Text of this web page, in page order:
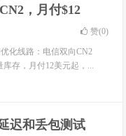
，月付$12
赞(0)
化线路：电信双向CN2
存，月付12美元起，...
迟和丢包测试